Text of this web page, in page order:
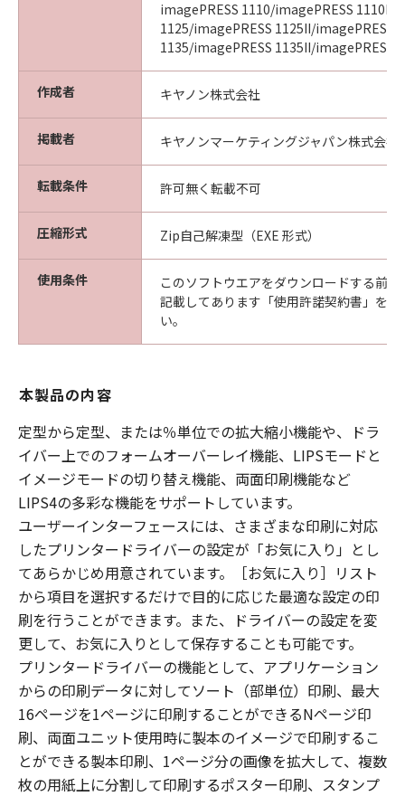
imagePRESS 1110/imagePRESS 1110II/
1125/imagePRESS 1125II/imagePRESS
1135/imagePRESS 1135II/imagePRESS
作成者 キヤノン株式会社
掲載者 キヤノンマーケティングジャパン株式会社
転載条件 許可無く転載不可
圧縮形式 Zip自己解凍型（EXE 形式）
使用条件
このソフトウエアをダウンロードする前
記載してあります「使用許諾契約書」を
い。
本製品の内容
定型から定型、または％単位での拡大縮小機能や、ドラ
イバー上でのフォームオーバーレイ機能、LIPSモードと
イメージモードの切り替え機能、両面印刷機能など
LIPS4の多彩な機能をサポートしています。
ユーザーインターフェースには、さまざまな印刷に対応
したプリンタードライバーの設定が「お気に入り」とし
てあらかじめ用意されています。［お気に入り］リスト
から項目を選択するだけで目的に応じた最適な設定の印
刷を行うことができます。また、ドライバーの設定を変
更して、お気に入りとして保存することも可能です。
プリンタードライバーの機能として、アプリケーション
からの印刷データに対してソート（部単位）印刷、最大
16ページを1ページに印刷することができるNページ印
刷、両面ユニット使用時に製本のイメージで印刷するこ
とができる製本印刷、1ページ分の画像を拡大して、複数
枚の用紙上に分割して印刷するポスター印刷、スタンプ